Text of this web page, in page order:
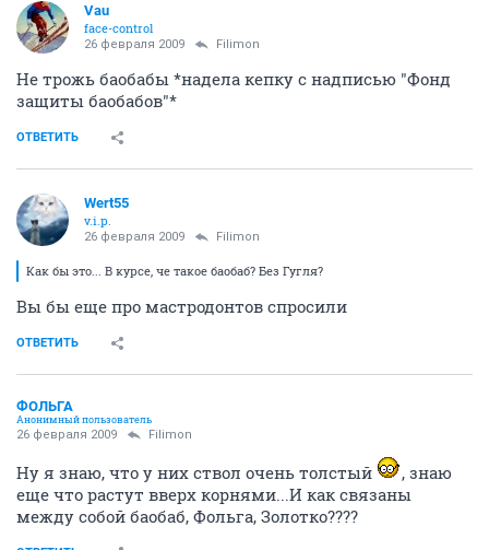
Vau
face-control
26 февраля 2009 Filimon
Не трожь баобабы *надела кепку с надписью "Фонд
защиты баобабов"*
ОТВЕТИТЬ
Wert55
v.i.p.
26 февраля 2009 Filimon
Как бы это... В курсе, че такое баобаб? Без Гугля?
Вы бы еще про мастродонтов спросили
ОТВЕТИТЬ
ФОЛЬГА
Анонимный пользователь
26 февраля 2009 Filimon
Ну я знаю, что у них ствол очень толстый
, знаю
еще что растут вверх корнями...И как связаны
между собой баобаб, Фольга, Золотко????